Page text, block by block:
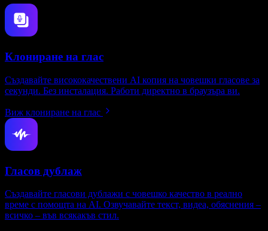
Клониране на глас
Създавайте висококачествени AI копия на човешки гласове за
секунди. Без инсталация. Работи директно в браузъра ви.
Виж клониране на глас
Гласов дублаж
Създавайте гласови дублажи с човешко качество в реално
време с помощта на AI. Озвучавайте текст, видеа, обяснения –
всичко – във всякакъв стил.